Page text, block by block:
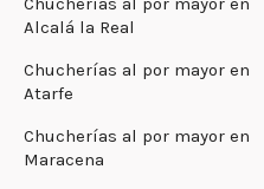
Alcalá la Real
Chucherías al por mayor en
Atarfe
Chucherías al por mayor en
Maracena